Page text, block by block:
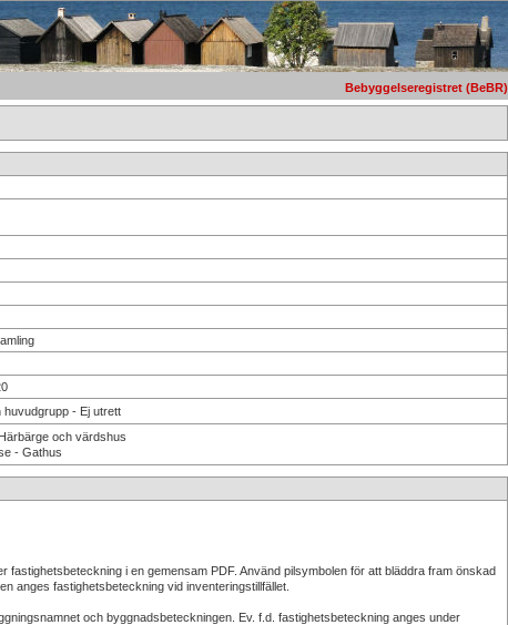
Bebyggelseregistret (BeBR)
huvudgrupp - Ej utrett
och värdshus
- Gathus
i en gemensam PDF. Använd pilsymbolen för att bläddra fram önskad
anges fastighetsbeteckning vid inventeringstillfället.
och byggnadsbeteckningen. Ev. f.d. fastighetsbeteckning anges under